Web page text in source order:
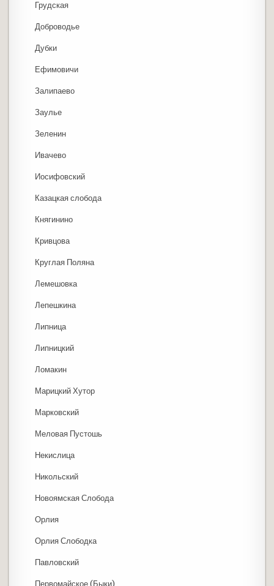
Грудская
Доброводье
Дубки
Ефимовичи
Залипаево
Заулье
Зеленин
Ивачево
Иосифовский
Казацкая слобода
Княгинино
Кривцова
Круглая Поляна
Лемешовка
Лепешкина
Липница
Липницкий
Ломакин
Марицкий Хутор
Марковский
Меловая Пустошь
Некислица
Никольский
Новоямская Слобода
Орлия
Орлия Слободка
Павловский
Первомайское (Быки)